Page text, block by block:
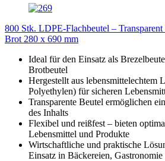
800 Stk. LDPE-Flachbeutel –
Brot 280 x 690 mm
Ideal für den Einsatz als
Brotbeutel
Hergestellt aus lebensmittelechtem
Polyethylen) für sicheren
Transparente Beutel ermöglichen
des Inhalts
Flexibel und reißfest – bieten
Lebensmittel und Produkte
Wirtschaftliche und praktische
Einsatz in Bäckereien,